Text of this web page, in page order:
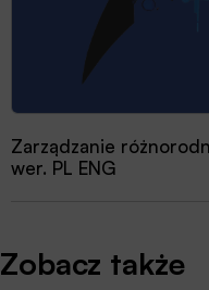
Zarządzanie
wer. PL ENG
Zobacz także